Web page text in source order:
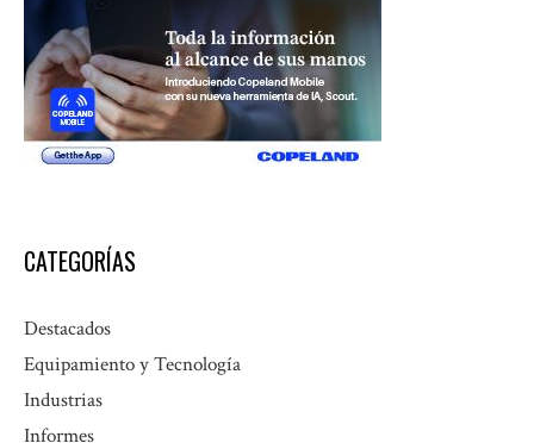
CATEGORÍAS
Destacados
Equipamiento y Tecnología
Industrias
Informes